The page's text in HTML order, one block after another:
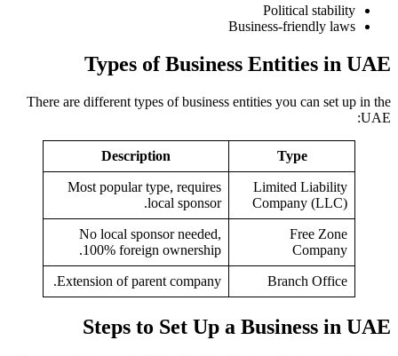
Political stability
Business-friendly laws
Types of Business Entities in UAE
There are different types of business entities you can set up in the
UAE:
Type
Description
Limited Liability
Company (LLC)
Most popular type, requires
local sponsor.
Free Zone
Company
No local sponsor needed,
100% foreign ownership.
Branch Office
Extension of parent company.
Steps to Set Up a Business in UAE